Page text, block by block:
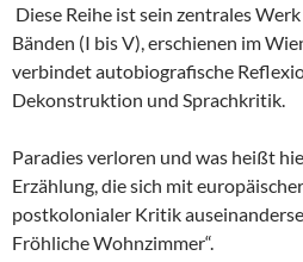
Diese Reihe ist sein zentrales
Bänden (I bis V), erschienen im
verbindet autobiografische
Dekonstruktion und Sprachkritik.
Paradies verloren und was heißt
Erzählung, die sich mit
postkolonialer Kritik
Fröhliche Wohnzimmer“.